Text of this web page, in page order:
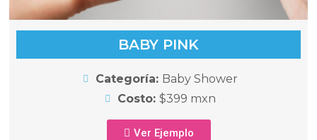
BABY PINK
Categoría: Baby Shower
Costo: $399 mxn
Ver Ejemplo